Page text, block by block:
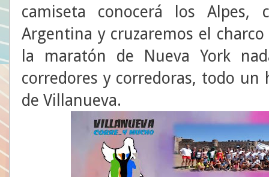
camiseta conocerá los Alpes,
Argentina y cruzaremos el
la maratón de Nueva York
corredores y corredoras, todo
de Villanueva.